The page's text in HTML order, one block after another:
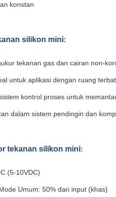
konstan
silikon mini:
tekanan gas dan cairan non-
untuk aplikasi dengan ruang
kontrol proses untuk
dalam sistem pendingin dan
tekanan silikon mini:
(5-10VDC)
Umum: 50% dari input (khas)